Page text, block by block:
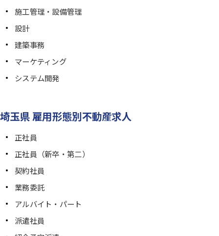
施工管理・設備管理
設計
建築事務
マーケティング
システム開発
埼玉県 雇用形態別不動産求人
正社員
正社員（新卒・第二）
契約社員
業務委託
アルバイト・パート
派遣社員